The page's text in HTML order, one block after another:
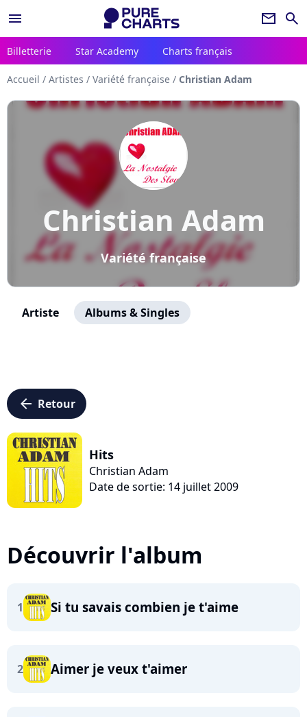
menu newsletter search
Billetterie Star Academy Charts français
Accueil / Artistes / Variété française / Christian Adam
Christian Adam
Variété française
Artiste Albums & Singles
arrow_left Retour
Hits
Christian Adam
Date de sortie: 14 juillet 2009
Découvrir l'album
1 Si tu savais combien je t'aime
2 Aimer je veux t'aimer